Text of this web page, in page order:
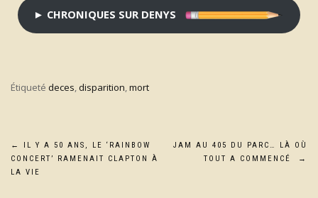
► CHRONIQUES SUR DENYS
Étiqueté deces,disparition,mort
Navigation
de
←
IL Y A 50 ANS, LE ‘RAINBOW
CONCERT’ RAMENAIT CLAPTON À
LA VIE
JAM AU 405 DU PARC… LÀ OÙ
TOUT A COMMENCÉ
→